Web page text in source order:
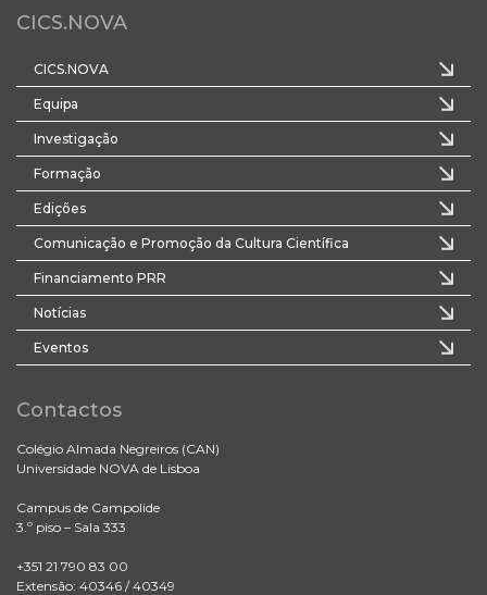
CICS.NOVA
CICS.NOVA
Equipa
Investigação
Formação
Edições
Comunicação e Promoção da Cultura Científica
Financiamento PRR
Notícias
Eventos
Contactos
Colégio Almada Negreiros (CAN)
Universidade NOVA de Lisboa
Campus de Campolide
3.º piso – Sala 333
+351 21 790 83 00
Extensão: 40346 / 40349